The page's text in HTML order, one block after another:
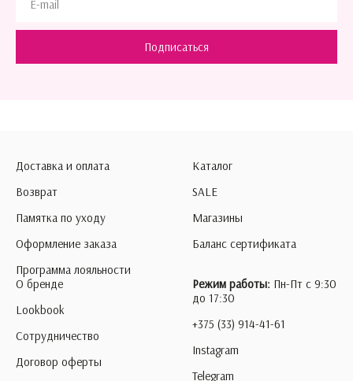
Подписаться
Доставка и оплата
Возврат
Памятка по уходу
Оформление заказа
Программа лояльности
Каталог
SALE
Магазины
Баланс сертификата
О бренде
Lookbook
Сотрудничество
Договор оферты
Режим работы: Пн-Пт с 9:30
до 17:30
+375 (33) 914-41-61
Instagram
Telegram